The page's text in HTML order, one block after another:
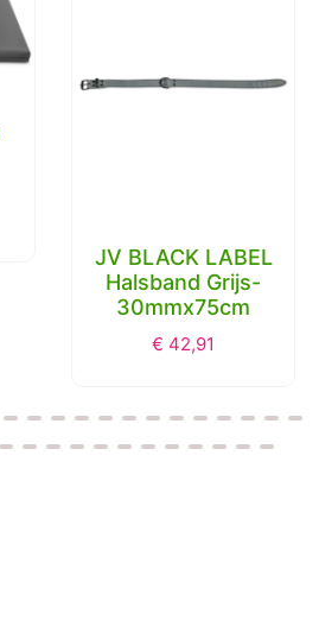
JV BLACK LABEL
Halsband Grijs-
30mmx75cm
€ 42,91